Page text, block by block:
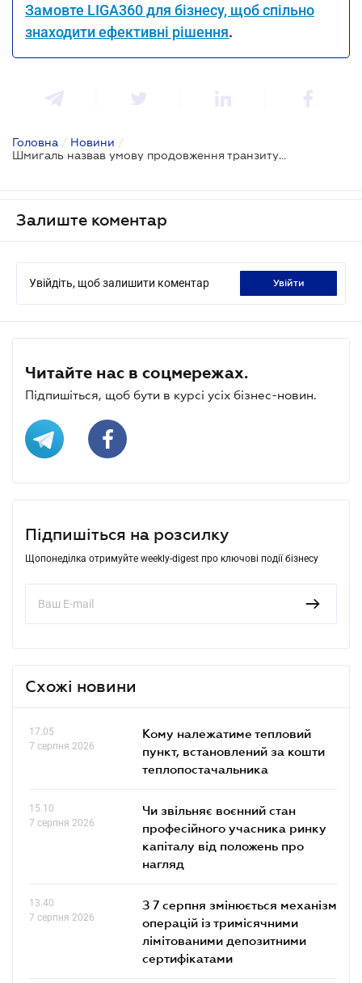
Замовте LIGA360 для бізнесу, щоб спільно
знаходити ефективні рішення.
Головна / Новини /
Шмигаль назвав умову продовження транзиту російського газу
Залиште коментар
Увійдіть, щоб залишити коментар увійти
Читайте нас в соцмережах.
Підпишіться, щоб бути в курсі усіх бізнес-новин.
Підпишіться на розсилку
Щопонеділка отримуйте weekly-digest про ключові події бізнесу
Схожі новини
17.05
7 серпня 2026
Кому належатиме тепловий
пункт, встановлений за кошти
теплопостачальника
15.10
7 серпня 2026
Чи звільняє воєнний стан
професійного учасника ринку
капіталу від положень про
нагляд
13.40
7 серпня 2026
З 7 серпня змінюється механізм
операцій із тримісячними
лімітованими депозитними
сертифікатами